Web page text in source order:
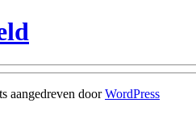
aangedreven doorWordPress